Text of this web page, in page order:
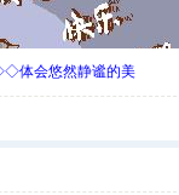
体会悠然静谧的美